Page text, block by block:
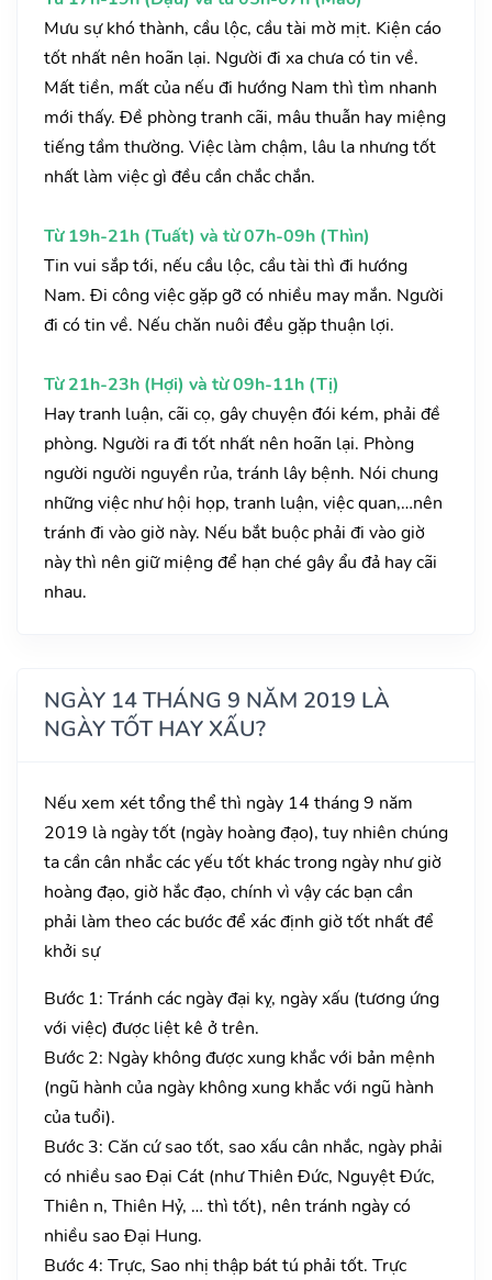
Mưu sự khó thành, cầu lộc, cầu tài mờ mịt. Kiện cáo
tốt nhất nên hoãn lại. Người đi xa chưa có tin về.
Mất tiền, mất của nếu đi hướng Nam thì tìm nhanh
mới thấy. Đề phòng tranh cãi, mâu thuẫn hay miệng
tiếng tầm thường. Việc làm chậm, lâu la nhưng tốt
nhất làm việc gì đều cần chắc chắn.
Từ 19h-21h (Tuất) và từ 07h-09h (Thìn)
Tin vui sắp tới, nếu cầu lộc, cầu tài thì đi hướng
Nam. Đi công việc gặp gỡ có nhiều may mắn. Người
đi có tin về. Nếu chăn nuôi đều gặp thuận lợi.
Từ 21h-23h (Hợi) và từ 09h-11h (Tị)
Hay tranh luận, cãi cọ, gây chuyện đói kém, phải đề
phòng. Người ra đi tốt nhất nên hoãn lại. Phòng
người người nguyền rủa, tránh lây bệnh. Nói chung
những việc như hội họp, tranh luận, việc quan,…nên
tránh đi vào giờ này. Nếu bắt buộc phải đi vào giờ
này thì nên giữ miệng để hạn ché gây ẩu đả hay cãi
nhau.
NGÀY 14 THÁNG 9 NĂM 2019 LÀ
NGÀY TỐT HAY XẤU?
Nếu xem xét tổng thể thì ngày 14 tháng 9 năm
2019 là ngày tốt (ngày hoàng đạo), tuy nhiên chúng
ta cần cân nhắc các yếu tốt khác trong ngày như giờ
hoàng đạo, giờ hắc đạo, chính vì vậy các bạn cần
phải làm theo các bước để xác định giờ tốt nhất để
khởi sự
Bước 1: Tránh các ngày đại kỵ, ngày xấu (tương ứng
với việc) được liệt kê ở trên.
Bước 2: Ngày không được xung khắc với bản mệnh
(ngũ hành của ngày không xung khắc với ngũ hành
của tuổi).
Bước 3: Căn cứ sao tốt, sao xấu cân nhắc, ngày phải
có nhiều sao Đại Cát (như Thiên Đức, Nguyệt Đức,
Thiên n, Thiên Hỷ, … thì tốt), nên tránh ngày có
nhiều sao Đại Hung.
Bước 4: Trực, Sao nhị thập bát tú phải tốt. Trực